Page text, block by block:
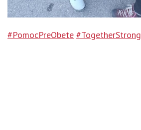
#PomocPreObete #TogetherStrong